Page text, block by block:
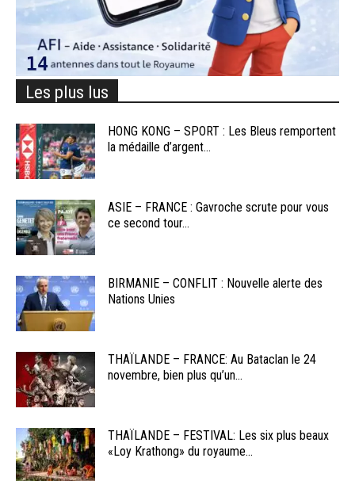
Les plus lus
HONG KONG – SPORT : Les Bleus remportent
la médaille d’argent...
ASIE – FRANCE : Gavroche scrute pour vous
ce second tour...
BIRMANIE – CONFLIT : Nouvelle alerte des
Nations Unies
THAÏLANDE – FRANCE: Au Bataclan le 24
novembre, bien plus qu’un...
THAÏLANDE – FESTIVAL: Les six plus beaux
«Loy Krathong» du royaume...